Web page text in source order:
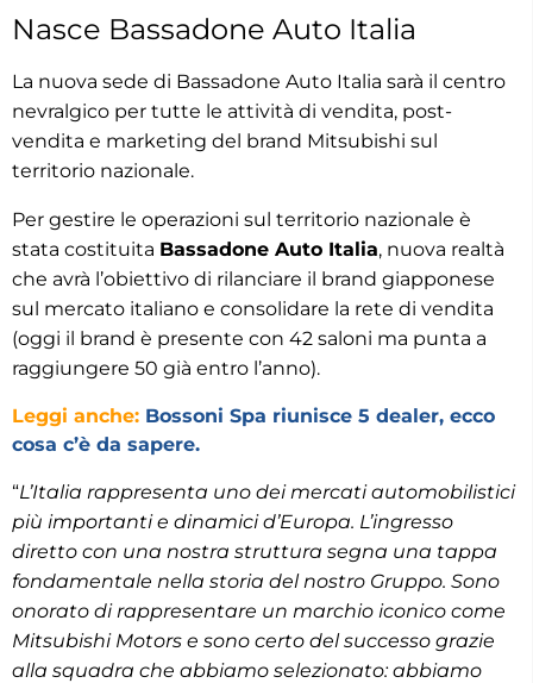
Nasce Bassadone Auto Italia
La nuova sede di Bassadone Auto Italia sarà il centro
nevralgico per tutte le attività di vendita, post-
vendita e marketing del brand Mitsubishi sul
territorio nazionale.
Per gestire le operazioni sul territorio nazionale è
stata costituita Bassadone Auto Italia, nuova realtà
che avrà l’obiettivo di rilanciare il brand giapponese
sul mercato italiano e consolidare la rete di vendita
(oggi il brand è presente con 42 saloni ma punta a
raggiungere 50 già entro l’anno).
Leggi anche: Bossoni Spa riunisce 5 dealer, ecco
cosa c’è da sapere.
“L’Italia rappresenta uno dei mercati automobilistici
più importanti e dinamici d’Europa. L’ingresso
diretto con una nostra struttura segna una tappa
fondamentale nella storia del nostro Gruppo. Sono
onorato di rappresentare un marchio iconico come
Mitsubishi Motors e sono certo del successo grazie
alla squadra che abbiamo selezionato: abbiamo